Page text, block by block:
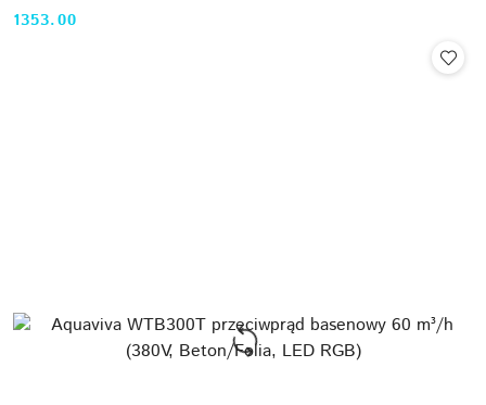
Cena:
1353.00